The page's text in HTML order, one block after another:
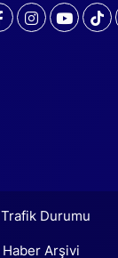
Trafik Durumu
Haber Arşivi